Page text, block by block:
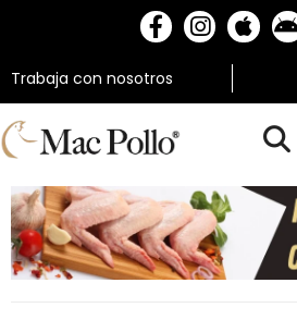
Trabaja con nosotros